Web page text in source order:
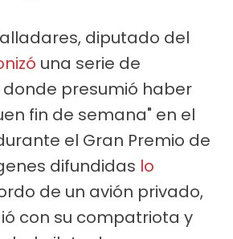
diputado del
una serie de
presumió haber
fin de semana" en el
el Gran Premio de
difundidas lo
de un avión privado,
con su compatriota y